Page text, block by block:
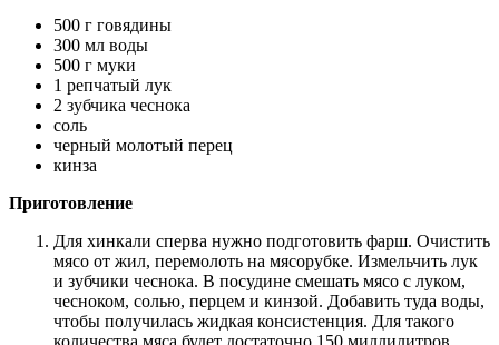
500 г говядины
300 мл воды
500 г муки
1 репчатый лук
2 зубчика чеснока
соль
черный молотый перец
кинза
Приготовление
Для хинкали сперва нужно подготовить фарш. Очистить
мясо от жил, перемолоть на мясорубке. Измельчить лук
и зубчики чеснока. В посудине смешать мясо с луком,
чесноком, солью, перцем и кинзой. Добавить туда воды,
чтобы получилась жидкая консистенция. Для такого
количества мяса будет достаточно 150 миллилитров